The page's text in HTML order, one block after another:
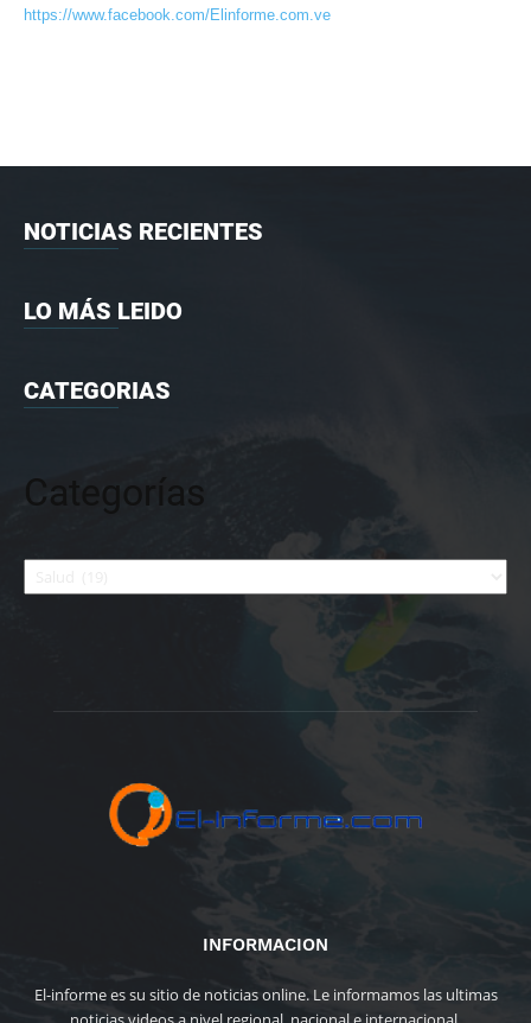
https://www.facebook.com/Elinforme.com.ve
NOTICIAS RECIENTES
LO MÁS LEIDO
CATEGORIAS
Categorías
Categorías
INFORMACION
El-informe es su sitio de noticias online. Le informamos las ultimas